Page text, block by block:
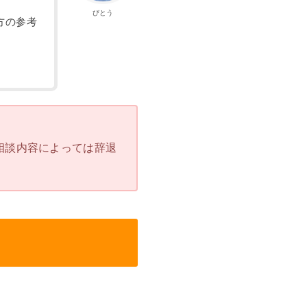
びとう
の参考
内容によっては辞退